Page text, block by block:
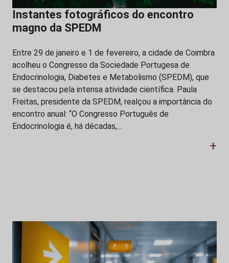
Instantes fotográficos do encontro
magno da SPEDM
Entre 29 de janeiro e 1 de fevereiro, a cidade de Coimbra
acolheu o Congresso da Sociedade Portugesa de
Endocrinologia, Diabetes e Metabolismo (SPEDM), que
se destacou pela intensa atividade científica. Paula
Freitas, presidente da SPEDM, realçou a importância do
encontro anual: “O Congresso Português de
Endocrinologia é, há décadas,…
+